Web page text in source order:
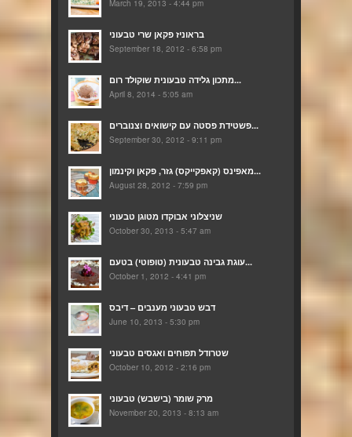
March 19, 2013 - 4:44 pm
בראוניז פקאן שרי טבעוני
September 18, 2012 - 6:58 pm
מתכון גלידה טבעונית שוקולד רום...
April 8, 2014 - 5:05 am
פשטידת פסטה עם קישואים וצנוברים...
September 30, 2012 - 9:11 pm
מאפינס (קאפקייקס) גזר, פקאן וקינמון...
August 28, 2012 - 7:59 pm
שניצלוני אבוקדו מטוגן טבעוני
October 30, 2013 - 5:47 am
עוגת גבינה טבעונית (טופוטי) בטעם...
October 1, 2012 - 4:41 pm
דבש טבעוני מענבים – דיבס
June 10, 2013 - 5:30 pm
שטרודל תפוחים ואגסים טבעוני
October 10, 2012 - 2:16 pm
מרק שומר (בישבש) טבעוני
November 20, 2013 - 8:13 am